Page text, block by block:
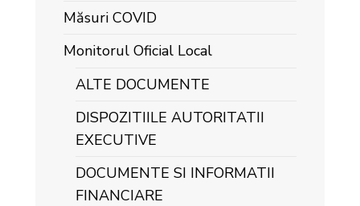
Măsuri COVID
Monitorul Oficial Local
ALTE DOCUMENTE
DISPOZITIILE AUTORITATII
EXECUTIVE
DOCUMENTE SI INFORMATII
FINANCIARE